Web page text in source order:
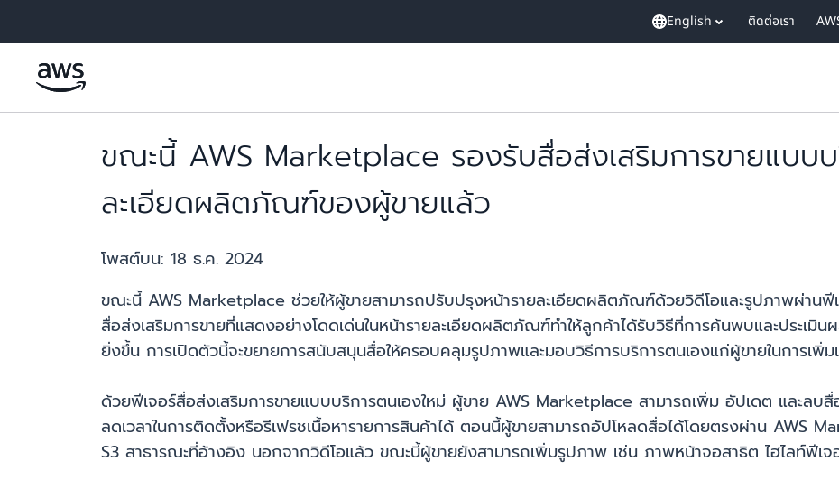
English ติดต่อเรา
ขณะนี้ AWS Marketplace รองรับสื่อส่งเสริมการขายแบบบ
ละเอียดผลิตภัณฑ์ของผู้ขายแล้ว
โพสต์บน: 18 ธ.ค. 2024
ขณะนี้ AWS Marketplace ช่วยให้ผู้ขายสามารถปรับปรุงหน้ารายละเอียดผลิตภัณฑ์ด้วยวิดีโอและรูปภาพผ่านฟี
สื่อส่งเสริมการขายที่แสดงอย่างโดดเด่นในหน้ารายละเอียดผลิตภัณฑ์ทำให้ลูกค้าได้รับวิธีที่การค้นพบและประ
ยิ่งขึ้น การเปิดตัวนี้จะขยายการสนับสนุนสื่อให้ครอบคลุมรูปภาพและมอบวิธีการบริการตนเองแก่ผู้ขายในการเพิ่
ด้วยฟีเจอร์สื่อส่งเสริมการขายแบบบริการตนเองใหม่ ผู้ขาย AWS Marketplace สามารถเพิ่ม อัปเดต และล
ลดเวลาในการติดตั้งหรือรีเฟรชเนื้อหารายการสินค้าได้ ตอนนี้ผู้ขายสามารถอัปโหลดสื่อได้โดยตรงผ่าน
S3 สาธารณะที่อ้างอิง นอกจากวิดีโอแล้ว ขณะนี้ผู้ขายยังสามารถเพิ่มรูปภาพ เช่น ภาพหน้าจอสาธิต ไฮไลท์